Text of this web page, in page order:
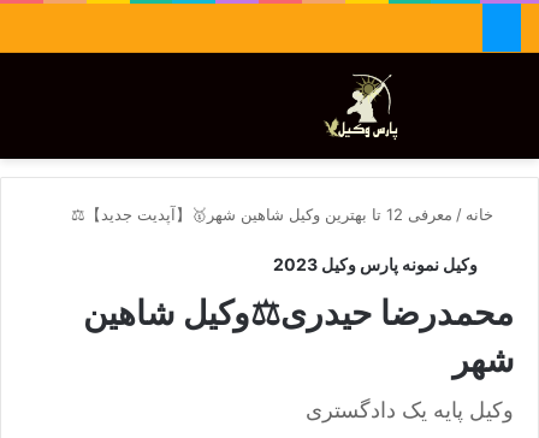
تغییر پوسته
خانه / معرفی 12 تا بهترین وکیل شاهین شهر🥇【آپدیت جدید】⚖️
وکیل نمونه پارس وکیل 2023
محمدرضا حیدری⚖️وکیل شاهین
شهر
وکیل پایه یک دادگستری